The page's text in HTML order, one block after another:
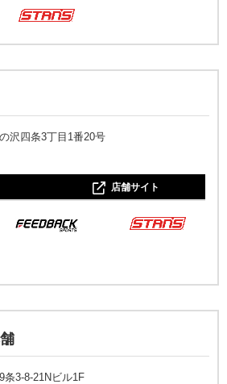
沢四条3丁目1番20号
店舗サイト
条3-8-21Nビル1F